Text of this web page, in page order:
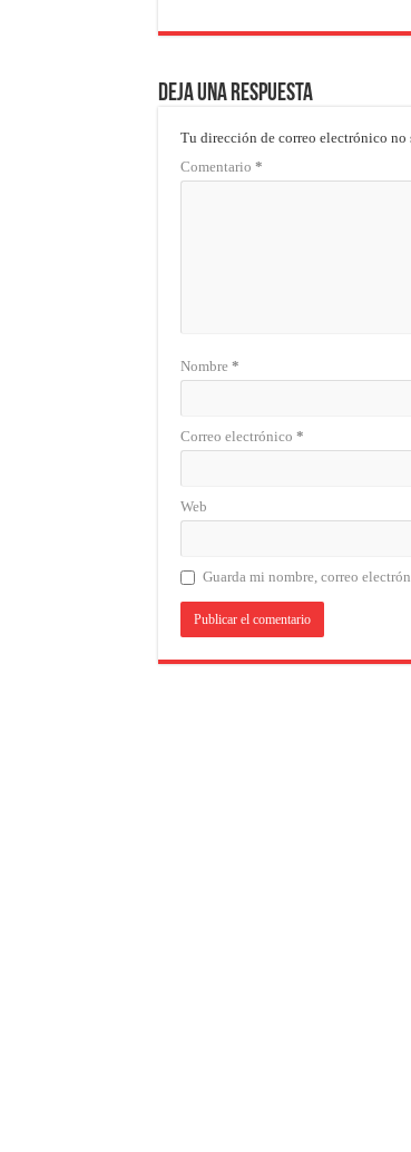
Deja una respuesta
Tu dirección de correo electrónico no
Comentario *
Nombre *
Correo electrónico *
Web
Guarda mi nombre, correo